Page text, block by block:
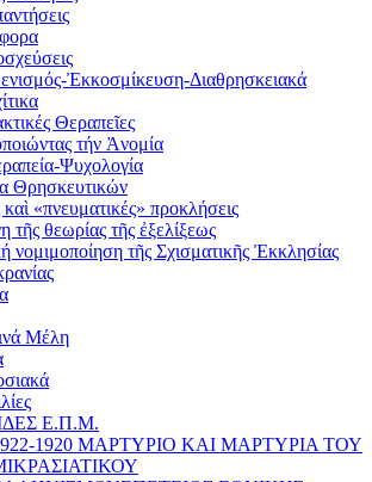
Ἐκκοσμίκευση-Διαθρησκειακά
Θεραπεῖες
τήν Ἀνομία
Ψυχολογία
Θρησκευτικών
«πνευματικές» προκλήσεις
τῆς θεωρίας τῆς ἐξελίξεως
νομιμοποίηση τῆς Σχισματικῆς Ἐκκλησίας
Μέλη
Ε.Π.Μ.
1920 ΜΑΡΤΥΡΙΟ ΚΑI ΜΑΡΤΥΡIΑ ΤΟΥ